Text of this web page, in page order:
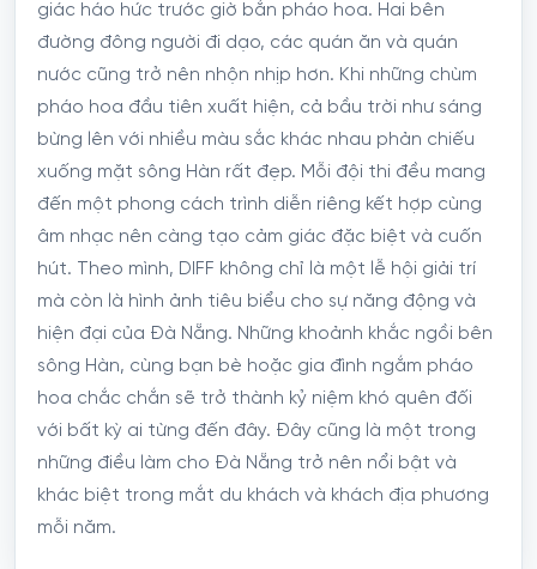
giác háo hức trước giờ bắn pháo hoa. Hai bên
đường đông người đi dạo, các quán ăn và quán
nước cũng trở nên nhộn nhịp hơn. Khi những chùm
pháo hoa đầu tiên xuất hiện, cả bầu trời như sáng
bừng lên với nhiều màu sắc khác nhau phản chiếu
xuống mặt sông Hàn rất đẹp. Mỗi đội thi đều mang
đến một phong cách trình diễn riêng kết hợp cùng
âm nhạc nên càng tạo cảm giác đặc biệt và cuốn
hút. Theo mình, DIFF không chỉ là một lễ hội giải trí
mà còn là hình ảnh tiêu biểu cho sự năng động và
hiện đại của Đà Nẵng. Những khoảnh khắc ngồi bên
sông Hàn, cùng bạn bè hoặc gia đình ngắm pháo
hoa chắc chắn sẽ trở thành kỷ niệm khó quên đối
với bất kỳ ai từng đến đây. Đây cũng là một trong
những điều làm cho Đà Nẵng trở nên nổi bật và
khác biệt trong mắt du khách và khách địa phương
mỗi năm.